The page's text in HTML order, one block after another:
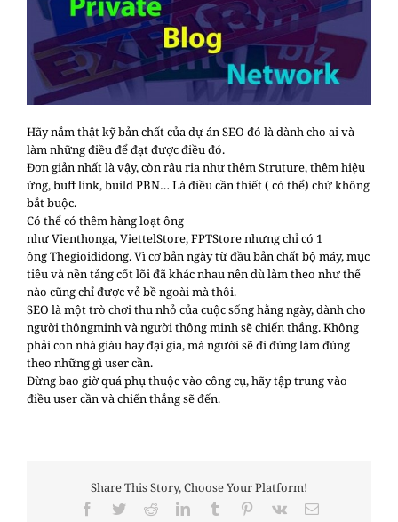
Hãy nắm thật kỹ bản chất của dự án SEO đó là dành cho ai và
làm những điều để đạt được điều đó.
Đơn giản nhất là vậy, còn râu ria như thêm Struture, thêm hiệu
ứng, buff link, build PBN… Là điều cần thiết ( có thể) chứ không
bắt buộc.
Có thể có thêm hàng loạt ông
nhưVienthonga,ViettelStore,FPTStorenhưng chỉ có 1
ôngThegioididong. Vì cơ bản ngày từ đầu bản chất bộ máy, mục
tiêu và nền tảng cốt lõi đã khác nhau nên dù làm theo như thế
nào cũng chỉ được vẻ bề ngoài mà thôi.
SEO là một trò chơi thu nhỏ của cuộc sống hằng ngày, dành cho
người thôngminh và người thôngminh sẽ chiến thắng. Không
phải con nhà giàu hay đại gia, mà người sẽ đi đúng làm đúng
theo những gì user cần.
Đừng bao giờ quá phụ thuộc vào công cụ, hãy tập trung vào
điều user cần và chiến thắng sẽ đến.
Share This Story, Choose Your Platform!
Facebook
TwitterRedditLinkedInTumblr Pinterest
Vk Email